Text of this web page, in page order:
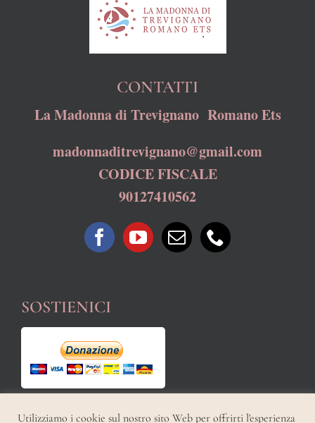
CONTATTI
La Madonna di Trevignano Romano Ets
madonnaditrevignano@gmail.com
CODICE FISCALE
90127410562
SOSTIENICI
Utilizziamo i cookie sul nostro sito Web per offrirti l'esperienza